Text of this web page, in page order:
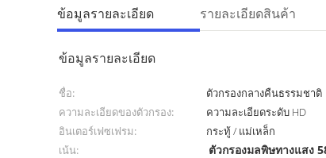
ข้อมูลรายละเอียด รายละเอียดสินค้า
ข้อมูลรายละเอียด
ชื่อ: ตัวกรองกลางคืนธรรมชาติ
ความละเอียดของตัวกรอง:
ความละเอียดระดับ HD
อินเตอร์เฟซเฟรม:
กระทู้ / แม่เหล็ก
เน้น:
ตัวกรองมลพิษทางแสง